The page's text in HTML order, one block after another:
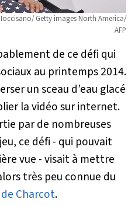
Ioccisano/ Getty images North America/
AFP
de ce défi qui
au printemps 2014.
un sceau d’eau glacé
la vidéo sur internet.
par de nombreuses
ce défi - qui pouvait
vue - visait à mettre
très peu connue du
Charcot.